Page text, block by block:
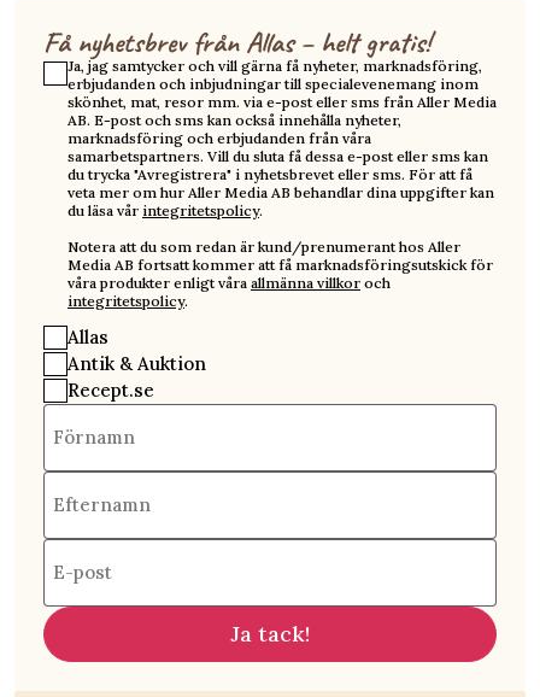
Få nyhetsbrev från Allas – helt gratis!
Ja, jag samtycker och vill gärna få nyheter, marknadsföring,
erbjudanden och inbjudningar till specialevenemang inom
skönhet, mat, resor mm. via e-post eller sms från Aller Media
AB. E-post och sms kan också innehålla nyheter,
marknadsföring och erbjudanden från våra
samarbetspartners. Vill du sluta få dessa e-post eller sms kan
du trycka "Avregistrera" i nyhetsbrevet eller sms. För att få
veta mer om hur Aller Media AB behandlar dina uppgifter kan
du läsa vår integritetspolicy.
Notera att du som redan är kund/prenumerant hos Aller
Media AB fortsatt kommer att få marknadsföringsutskick för
våra produkter enligt våra allmänna villkor och
integritetspolicy.
Allas
Antik & Auktion
Recept.se
Förnamn
Efternamn
E-post
Ja tack!